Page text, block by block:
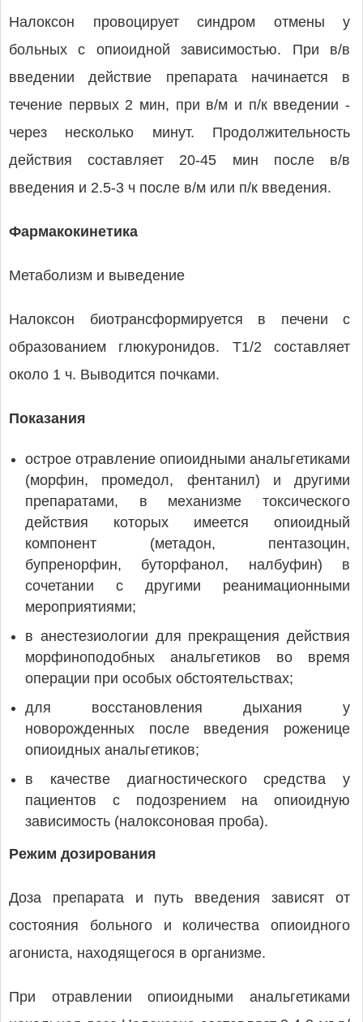
Налоксон провоцирует синдром отмены у
больных с опиоидной зависимостью. При в/в
введении действие препарата начинается в
течение первых 2 мин, при в/м и п/к введении -
через несколько минут. Продолжительность
действия составляет 20-45 мин после в/в
введения и 2.5-3 ч после в/м или п/к введения.
Фармакокинетика
Метаболизм и выведение
Налоксон биотрансформируется в печени с
образованием глюкуронидов. T1/2 составляет
около 1 ч. Выводится почками.
Показания
острое отравление опиоидными анальгетиками
(морфин, промедол, фентанил) и другими
препаратами, в механизме токсического
действия которых имеется опиоидный
компонент (метадон, пентазоцин,
бупренорфин, буторфанол, налбуфин) в
сочетании с другими реанимационными
мероприятиями;
в анестезиологии для прекращения действия
морфиноподобных анальгетиков во время
операции при особых обстоятельствах;
для восстановления дыхания у
новорожденных после введения роженице
опиоидных анальгетиков;
в качестве диагностического средства у
пациентов с подозрением на опиоидную
зависимость (налоксоновая проба).
Режим дозирования
Доза препарата и путь введения зависят от
состояния больного и количества опиоидного
агониста, находящегося в организме.
При отравлении опиоидными анальгетиками